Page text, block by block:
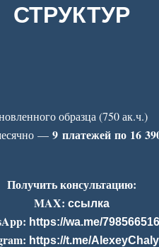
СТРУКТУР
образца (750 ак.ч.)
—9 платежей по 16
Получить консультацию:
MAX: ссылка
https://wa.me/
https://t.me/